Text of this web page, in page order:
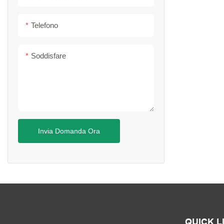
Telefono
Soddisfare
Invia Domanda Ora
QUICK